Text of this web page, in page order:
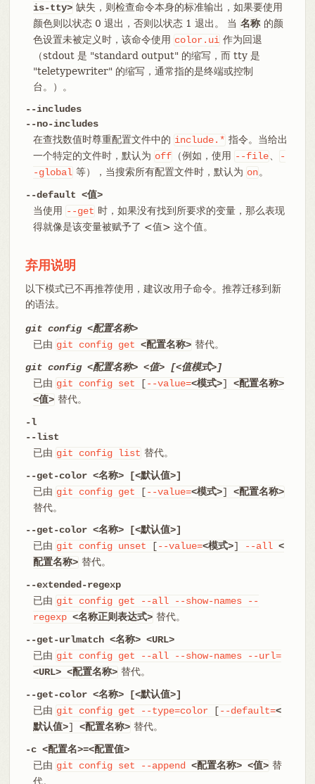
is-tty> 缺失，则检查命令本身的标准输出，如果要使用
颜色则以状态 0 退出，否则以状态 1 退出。 当 名称 的颜
色设置未被定义时，该命令使用 color.ui 作为回退
（stdout 是 "standard output" 的缩写，而 tty 是
"teletypewriter" 的缩写，通常指的是终端或控制
台。）。
--includes
--no-includes
在查找数值时尊重配置文件中的 include.* 指令。当给出
一个特定的文件时，默认为 off （例如，使用 --file
-
-global 等），当搜索所有配置文件时，默认为 on 。
--default <值>
当使用 --get 时，如果没有找到所要求的变量，那么表现
得就像是该变量被赋予了 <值> 这个值。
弃用说明
以下模式已不再推荐使用，建议改用子命令。推荐迁移到新
的语法。
git config <配置名称>
已由 git config get <配置名称> 替代。
git config <配置名称> <值> [<值模式>]
已由 git config set [--value=<模式>] <配置名称>
<值> 替代。
-l
--list
已由 git config list 替代。
--get-color <名称> [<默认值>]
已由 git config get [--value=<模式>] <配置名称>
替代。
--get-color <名称> [<默认值>]
已由 git config unset [--value=<模式>] --all <
配置名称> 替代。
--extended-regexp
已由 git config get --all --show-names
--
regexp <名称正则表达式> 替代。
--get-urlmatch <名称> <URL>
已由 git config get --all --show-names
--url=
<URL> <配置名称> 替代。
--get-color <名称> [<默认值>]
已由 git config get --type=color[--default=<
默认值>] <配置名称> 替代。
-c <配置名>=<配置值>
已由 git config set --append <配置名称> <值> 替
代。